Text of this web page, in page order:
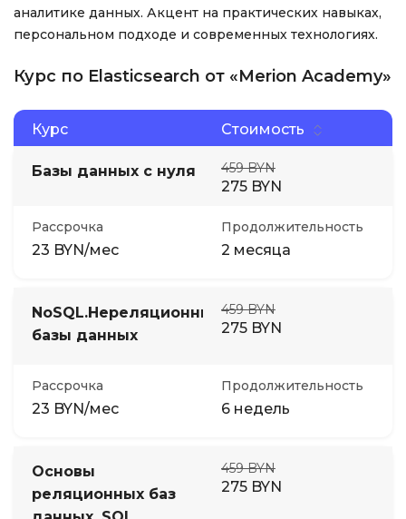
аналитике данных. Акцент на практических навыках,
персональном подходе и современных технологиях.
Курс по Elasticsearch от «Merion Academy»
Курс Стоимость
Базы данных с нуля 459 BYN
275 BYN
Рассрочка
23 BYN/мес
Продолжительность
2 месяца
NoSQL.Нереляционные
базы данных
459 BYN
275 BYN
Рассрочка
23 BYN/мес
Продолжительность
6 недель
Основы
реляционных баз
459 BYN
275 BYN